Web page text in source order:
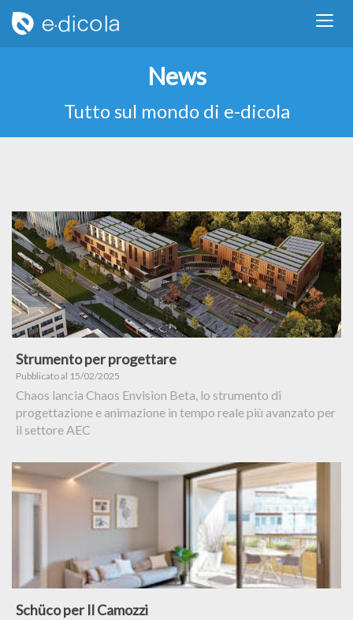
News
Tutto sul mondo di e-dicola
Strumento per progettare
Pubblicato al 15/02/2025
Chaos lancia Chaos Envision Beta, lo strumento di
progettazione e animazione in tempo reale più avanzato per
il settore AEC
Schüco per Il Camozzi